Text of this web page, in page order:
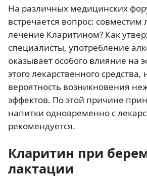
На различных медицинских
встречается вопрос: совместим
лечение Кларитином? Как
специалисты, употребление
оказывает особого влияние на
этого лекарственного
вероятность возникновения
эффектов. По этой причине
напитки одновременно с
рекомендуется.
Кларитин при
лактации